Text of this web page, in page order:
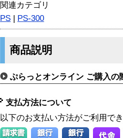
関連カテゴリ
PS | PS-300
商品説明
ぷらっとオンライン ご購入の
支払方法について
以下のお支払い方法がご利用で